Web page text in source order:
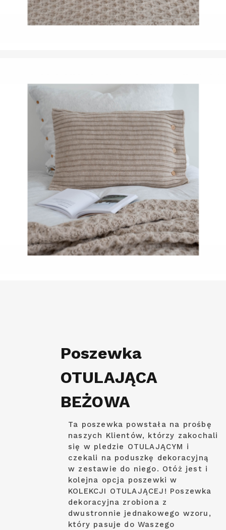
Poszewka
OTULAJĄCA
BEŻOWA
Ta poszewka powstała na prośbę
naszych Klientów, którzy zakochali
się w pledzie OTULAJĄCYM i
czekali na poduszkę dekoracyjną
w zestawie do niego. Otóż jest i
kolejna opcja poszewki w
KOLEKCJI OTULAJĄCEJ! Poszewka
dekoracyjna zrobiona z
dwustronnie jednakowego wzoru,
który pasuje do Waszego